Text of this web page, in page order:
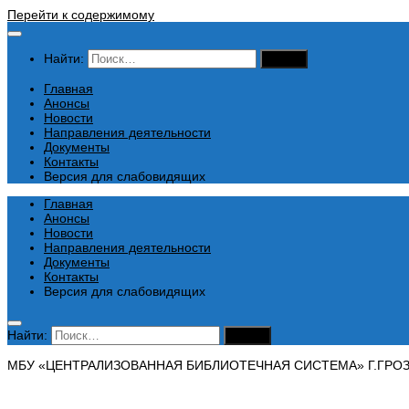
Перейти к содержимому
Найти:
Главная
Анонсы
Новости
Направления деятельности
Документы
Контакты
Версия для слабовидящих
Главная
Анонсы
Новости
Направления деятельности
Документы
Контакты
Версия для слабовидящих
Найти:
МБУ «ЦЕНТРАЛИЗОВАННАЯ БИБЛИОТЕЧНАЯ СИСТЕМА»